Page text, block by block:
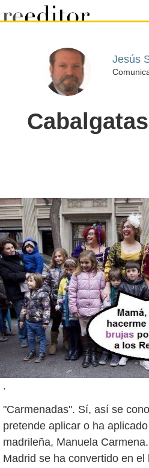
Jesús
.
"Carmenadas". Sí, así se
pretende aplicar o ha
madrileña, Manuela
Madrid se ha convertido en